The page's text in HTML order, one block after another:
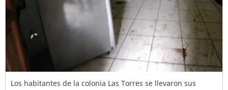
Los habitantes de la colonia Las Torres se llevaron sus